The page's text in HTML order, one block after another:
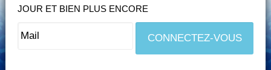
JOUR ET BIEN PLUS ENCORE